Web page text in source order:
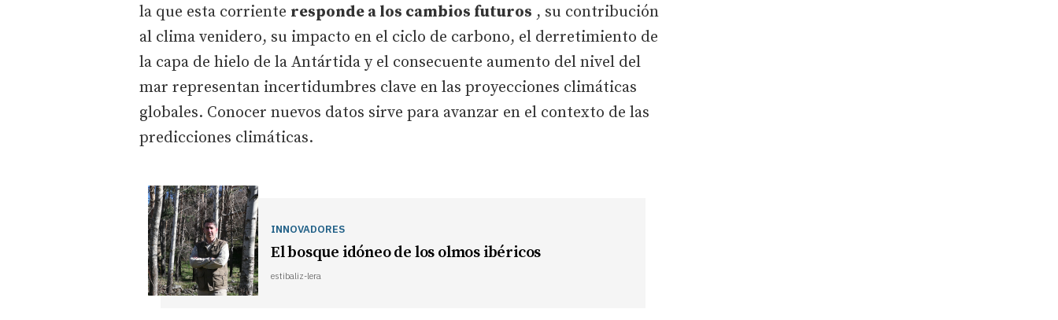
la que esta corriente responde a los cambios futuros , su contribución
al clima venidero, su impacto en el ciclo de carbono, el derretimiento de
la capa de hielo de la Antártida y el consecuente aumento del nivel del
mar representan incertidumbres clave en las proyecciones climáticas
globales. Conocer nuevos datos sirve para avanzar en el contexto de las
predicciones climáticas.
INNOVADORES
El bosque idóneo de los olmos ibéricos
estibaliz-lera